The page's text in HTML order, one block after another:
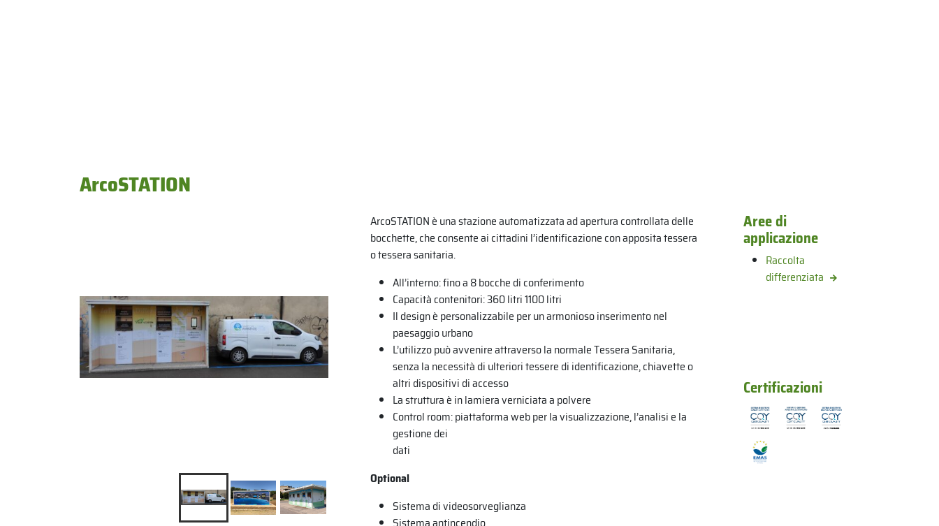
ArcoSTATION
ArcoSTATION è una stazione automatizzata ad apertura controllata delle
bocchette, che consente ai cittadini l’identificazione con apposita tessera
o tessera sanitaria.
All’interno: fino a 8 bocche di conferimento
Capacità contenitori: 360 litri 1100 litri
Il design è personalizzabile per un armonioso inserimento nel
paesaggio urbano
L’utilizzo può avvenire attraverso la normale Tessera Sanitaria,
senza la necessità di ulteriori tessere di identificazione, chiavette o
altri dispositivi di accesso
La struttura è in lamiera verniciata a polvere
Control room: piattaforma web per la visualizzazione, l’analisi e la
gestione dei
dati
Optional
Sistema di videosorveglianza
Aree di
applicazione
Raccolta
differenziata
Certificazioni